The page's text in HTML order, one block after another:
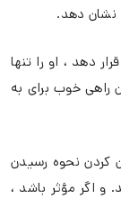
نشان دهد.
دهد ، او را تنها
راهی خوب برای به
کردن نحوه رسیدن
و اگر مؤثر باشد ،